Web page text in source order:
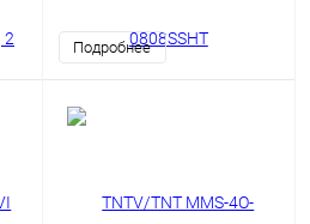
(4:4:4);подд. 3D/DeepColor/HDCP
1.4;формирование
видеоразрешений/scaler)
Подробнее